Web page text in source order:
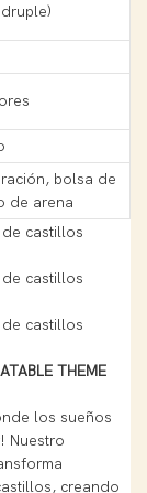
bolsa de
de arena
THEME
los sueños
Nuestro
creando